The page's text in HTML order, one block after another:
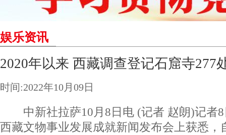
娱乐资讯
2020年以来 西藏调查登记石窟寺277
时间:2022年10月09日
中新社拉萨10月8日电 (记者 赵朗)记者8
西藏文物事业发展成就新闻发布会上获悉，